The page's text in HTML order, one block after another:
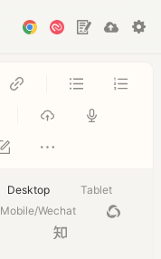
Desktop
Tablet
Mobile/Wechat